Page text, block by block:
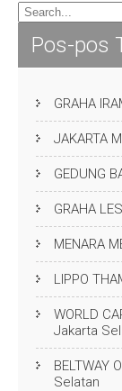
Pos-pos
GRAHA
JAKARTA
GEDUNG
GRAHA
MENARA
LIPPO
WORLD
Jakarta
BELTWAY
Selatan